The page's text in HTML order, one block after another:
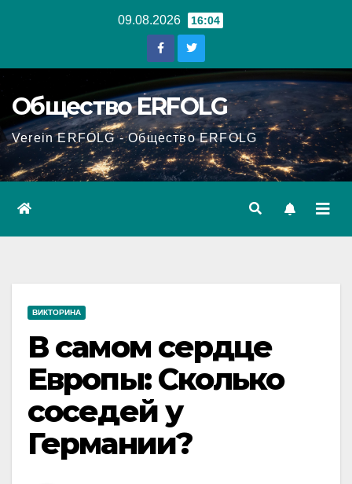
09.08.2026 16:04
Общество ERFOLG
Verein ERFOLG - Общество ERFOLG
ВИКТОРИНА
В самом сердце
Европы: Сколько
соседей у
Германии?